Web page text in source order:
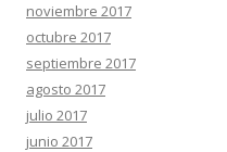
noviembre 2017
octubre 2017
septiembre 2017
agosto 2017
julio 2017
junio 2017